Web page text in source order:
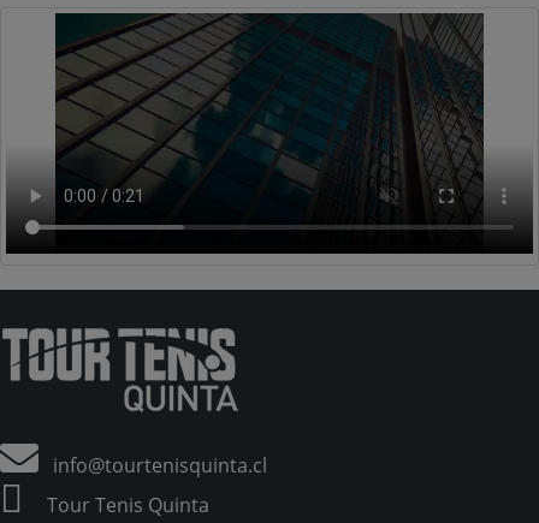
info@tourtenisquinta.cl
Tour Tenis Quinta